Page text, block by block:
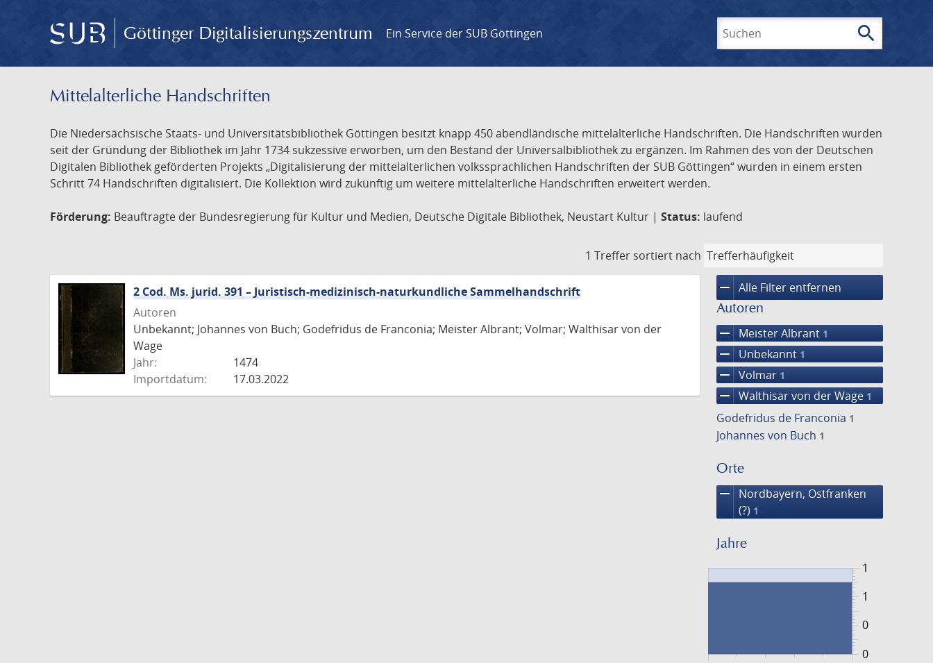
Göttinger Digitalisierungszentrum Ein Service der SUB Göttingen search
Mittelalterliche Handschriften
Die Niedersächsische Staats- und Universitätsbibliothek Göttingen besitzt knapp 450 abendländische mittelalterliche Handschriften. Die Handschriften wurden
seit der Gründung der Bibliothek im Jahr 1734 sukzessive erworben, um den Bestand der Universalbibliothek zu ergänzen. Im Rahmen des von der Deutschen
Digitalen Bibliothek geförderten Projekts „Digitalisierung der mittelalterlichen volkssprachlichen Handschriften der SUB Göttingen“ wurden in einem ersten
Schritt 74 Handschriften digitalisiert. Die Kollektion wird zukünftig um weitere mittelalterliche Handschriften erweitert werden.
Förderung: Beauftragte der Bundesregierung für Kultur und Medien, Deutsche Digitale Bibliothek, Neustart Kultur | Status: laufend
1 Treffer sortiert nach
remove Alle Filter entfernen
Autoren
remove Meister Albrant 1
remove Unbekannt 1
remove Volmar 1
remove Walthisar von der Wage 1
Godefridus de Franconia 1
Johannes von Buch 1
Orte
remove
Nordbayern, Ostfranken
(?) 1
Jahre
0
1
0
1
2 Cod. Ms. jurid. 391 – Juristisch-medizinisch-naturkundliche Sammelhandschrift
Autoren
Unbekannt; Johannes von Buch; Godefridus de Franconia; Meister Albrant; Volmar; Walthisar von der
Wage
Jahr:
1474
Importdatum:
17.03.2022